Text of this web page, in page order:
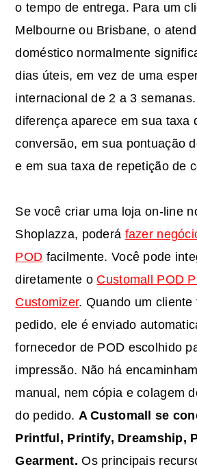
o tempo de entrega. Para um
Melbourne ou Brisbane, o
doméstico normalmente
dias úteis, em vez de uma
internacional de 2 a 3
diferença aparece em sua taxa
conversão, em sua pontuação
e em sua taxa de repetição de
Se você criar uma loja on-line
Shoplazza, poderá fazer
POD facilmente. Você pode
diretamente o Customall POD
Customizer. Quando um cliente
pedido, ele é enviado
fornecedor de POD escolhido
impressão. Não há
manual, nem cópia e colagem
do pedido. A Customall se
Printful, Printify, Dreamship,
Gearment.Os principais